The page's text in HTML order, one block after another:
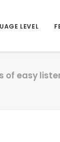
LEVEL
of easy